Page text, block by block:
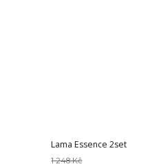
Lama Essence 2set
1 248 Kč